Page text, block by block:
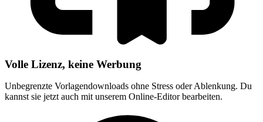
Volle Lizenz, keine Werbung
Unbegrenzte Vorlagendownloads ohne Stress oder Ablenkung. Du
kannst sie jetzt auch mit unserem Online-Editor bearbeiten.